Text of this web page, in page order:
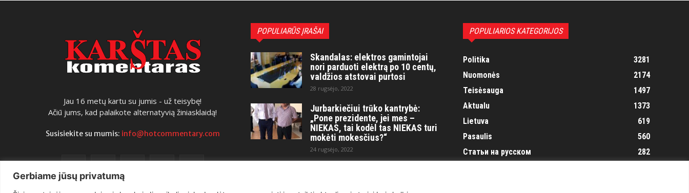
Gerbiame jūsų privatumą
Jau 16 metų kartu su jumis - už teisybę!
Ačiū jums, kad palaikote alternatyvią žiniasklaidą!
Susisiekite su mumis: info@hotcommentary.com
POPULIARŪS ĮRAŠAI
Skandalas: elektros gamintojai
nori parduoti elektrą po 10 centų,
valdžios atstovai purtosi
28 rugsėjo, 2022
Jurbarkiečiui trūko kantrybė:
„Pone prezidente, jei mes –
NIEKAS, tai kodėl tas NIEKAS turi
mokėti mokesčius?“
24 rugsėjo, 2022
POPULIARIOS KATEGORIJOS
Politika
3281
Nuomonės
2174
Teisėsauga
1497
Aktualu
1373
Lietuva
619
Pasaulis
560
Статьи на русском
282